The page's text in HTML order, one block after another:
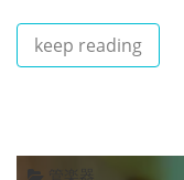
keep reading